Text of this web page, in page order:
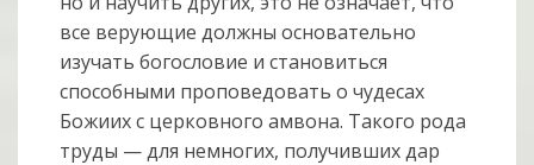
все верующие должны основательно
изучать богословие и становиться
способными проповедовать о чудесах
Божиих с церковного амвона. Такого рода
труды — для немногих, получивших дар